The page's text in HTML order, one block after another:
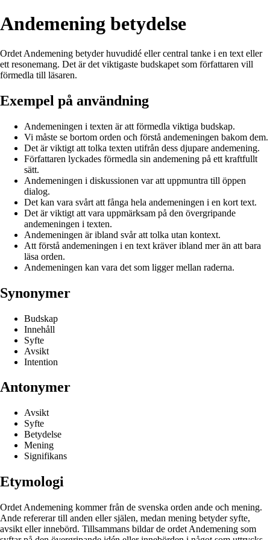
Andemening betydelse
Ordet Andemening betyder huvudidé eller central tanke i en text eller
ett resonemang. Det är det viktigaste budskapet som författaren vill
förmedla till läsaren.
Exempel på användning
Andemeningen i texten är att förmedla viktiga budskap.
Vi måste se bortom orden och förstå andemeningen bakom dem.
Det är viktigt att tolka texten utifrån dess djupare andemening.
Författaren lyckades förmedla sin andemening på ett kraftfullt
sätt.
Andemeningen i diskussionen var att uppmuntra till öppen
dialog.
Det kan vara svårt att fånga hela andemeningen i en kort text.
Det är viktigt att vara uppmärksam på den övergripande
andemeningen i texten.
Andemeningen är ibland svår att tolka utan kontext.
Att förstå andemeningen i en text kräver ibland mer än att bara
läsa orden.
Andemeningen kan vara det som ligger mellan raderna.
Synonymer
Budskap
Innehåll
Syfte
Avsikt
Intention
Antonymer
Avsikt
Syfte
Betydelse
Mening
Signifikans
Etymologi
Ordet Andemening kommer från de svenska orden ande och mening.
Ande refererar till anden eller själen, medan mening betyder syfte,
avsikt eller innebörd. Tillsammans bildar de ordet Andemening som